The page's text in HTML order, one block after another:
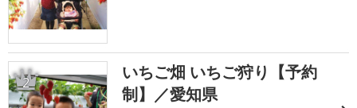
2
いちご畑 いちご狩り【予約
制】／愛知県